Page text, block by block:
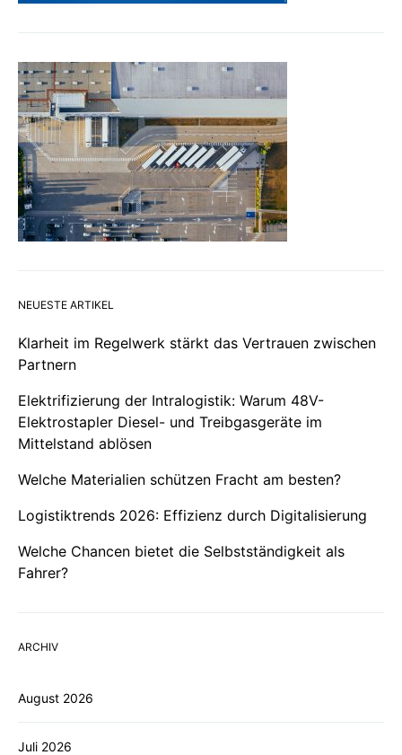
NEUESTE ARTIKEL
Klarheit im Regelwerk stärkt das Vertrauen zwischen
Partnern
Elektrifizierung der Intralogistik: Warum 48V-
Elektrostapler Diesel- und Treibgasgeräte im
Mittelstand ablösen
Welche Materialien schützen Fracht am besten?
Logistiktrends 2026: Effizienz durch Digitalisierung
Welche Chancen bietet die Selbstständigkeit als
Fahrer?
ARCHIV
August 2026
Juli 2026